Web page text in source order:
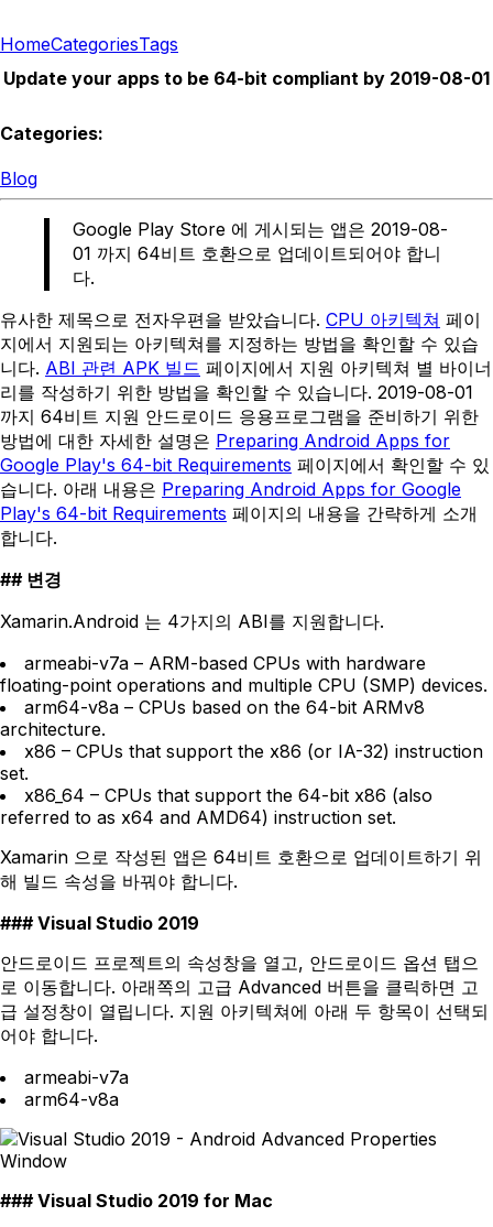
HomeCategoriesTags
Update your apps to be 64-bit compliant by 2019-08-01
Categories:
Blog
Google Play Store 에 게시되는 앱은 2019-08-
01 까지 64비트 호환으로 업데이트되어야 합니
다.
유사한 제목으로 전자우편을 받았습니다. CPU 아키텍쳐 페이
지에서 지원되는 아키텍쳐를 지정하는 방법을 확인할 수 있습
니다. ABI 관련 APK 빌드 페이지에서 지원 아키텍쳐 별 바이너
리를 작성하기 위한 방법을 확인할 수 있습니다. 2019-08-01
까지 64비트 지원 안드로이드 응용프로그램을 준비하기 위한
방법에 대한 자세한 설명은 Preparing Android Apps for
Google Play's 64-bit Requirements 페이지에서 확인할 수 있
습니다. 아래 내용은 Preparing Android Apps for Google
Play's 64-bit Requirements 페이지의 내용을 간략하게 소개
합니다.
변경
Xamarin.Android 는 4가지의 ABI를 지원합니다.
armeabi-v7a – ARM-based CPUs with hardware
floating-point operations and multiple CPU (SMP) devices.
arm64-v8a – CPUs based on the 64-bit ARMv8
architecture.
x86 – CPUs that support the x86 (or IA-32) instruction
set.
x86_64 – CPUs that support the 64-bit x86 (also
referred to as x64 and AMD64) instruction set.
Xamarin 으로 작성된 앱은 64비트 호환으로 업데이트하기 위
해 빌드 속성을 바꿔야 합니다.
Visual Studio 2019
안드로이드 프로젝트의 속성창을 열고, 안드로이드 옵션 탭으
로 이동합니다. 아래쪽의 고급 Advanced 버튼을 클릭하면 고
급 설정창이 열립니다. 지원 아키텍쳐에 아래 두 항목이 선택되
어야 합니다.
armeabi-v7a
arm64-v8a
Visual Studio 2019 for Mac